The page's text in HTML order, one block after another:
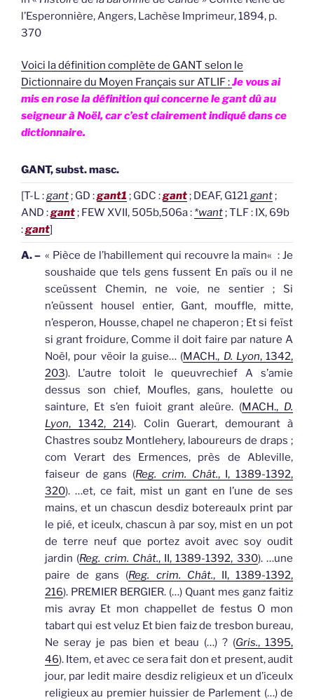
l’Esperonnière, Angers, Lachèse Imprimeur, 1894, p.
370
Voici la définition complète de GANT selon le
Dictionnaire du Moyen Français sur ATLIF :Je vous ai
mis en rose la définition qui concerne le gant dû au
seigneur à Noël, car c’est clairement indiqué dans ce
dictionnaire.
GANT, subst. masc.
[T-L :gant; GD :gant1 ; GDC :gant; DEAF, G121gant;
AND :gant; FEW XVII, 505b,506a : *want; TLF : IX, 69b
:gant]
A. – « Pièce de l’habillement qui recouvre la main« : Je
soushaide que tels gens fussent En païs ou il ne
sceüssent Chemin, ne voie, ne sentier ; Si
n’eüssent housel entier, Gant, mouffle, mitte,
n’esperon, Housse, chapel ne chaperon ; Et si feïst
si grant froidure, Comme il doit faire par nature A
Noël, pour vëoir la guise… (MACH., D. Lyon, 1342,
203). L’autre toloit le queuvrechief A s’amie
dessus son chief, Moufles,gans, houlette ou
sainture, Et s’en fuioit grant aleüre. (MACH., D.
Lyon, 1342, 214). Colin Guerart, demourant à
Chastres soubz Montlehery, laboureurs de draps ;
com Verart des Ermences, près de Ableville,
faiseur degans (Reg. crim. Chât., I, 1389-1392,
320). …et, ce fait, mist un ganten l’une de ses
mains, et un chascun desdiz botereaulx print par
le pié, et iceulx, chascun à par soy, mist en un pot
de terre neuf que portez avoit avec soy oudit
jardin (Reg. crim. Chât., II, 1389-1392, 330).…une
paire degans (Reg. crim. Chât., II, 1389-1392,
216). PREMIER BERGIER. (…) Quant mes ganz faitiz
mis avray Et mon chappellet de festus O mon
tabart qui est veluz Et bien faiz de tresbon bureau,
Ne seray je pas bien et beau (…) ? (Gris., 1395,
46). Item, et avec ce sera fait don et present, audit
jour, par ledit maire desdiz religieux et un d’iceulx
religieux au premier huissier de Parlement (…) de